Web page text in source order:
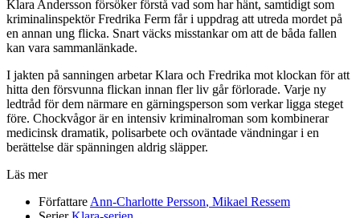
Klara Andersson försöker förstå vad som har hänt, samtidigt som
kriminalinspektör Fredrika Ferm får i uppdrag att utreda mordet på
en annan ung flicka. Snart väcks misstankar om att de båda fallen
kan vara sammanlänkade.
I jakten på sanningen arbetar Klara och Fredrika mot klockan för att
hitta den försvunna flickan innan fler liv går förlorade. Varje ny
ledtråd för dem närmare en gärningsperson som verkar ligga steget
före. Chockvågor är en intensiv kriminalroman som kombinerar
medicinsk dramatik, polisarbete och oväntade vändningar i en
berättelse där spänningen aldrig släpper.
Läs mer
Författare Ann-Charlotte Persson, Mikael Ressem